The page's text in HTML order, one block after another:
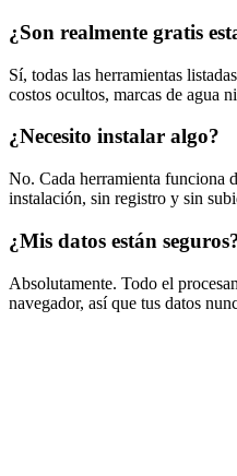
¿Son realmente gratis
Sí, todas las herramientas
costos ocultos, marcas de agua
¿Necesito instalar algo?
No. Cada herramienta funciona
instalación, sin registro y sin
¿Mis datos están
Absolutamente. Todo el
navegador, así que tus datos